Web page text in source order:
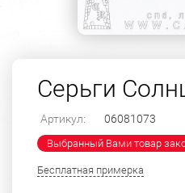
Серьги
Артикул: 06081073
Выбранный Вами товар
Бесплатная примерка